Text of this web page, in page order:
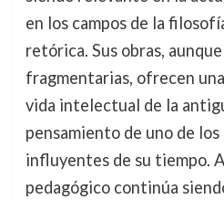
en los campos de la
retórica. Sus obras,
fragmentarias, ofrecen
vida intelectual de la
pensamiento de uno de los
influyentes de su tiempo.
pedagógico continúa